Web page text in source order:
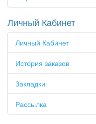
Личный Кабинет
Личный Кабинет
История заказов
Закладки
Рассылка